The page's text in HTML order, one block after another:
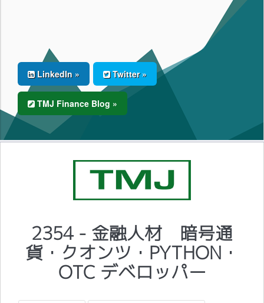
LinkedIn » Twitter »
TMJ Finance Blog »
2354 - 金融人材 暗号通
貨・クオンツ・PYTHON・
OTC デベロッパー